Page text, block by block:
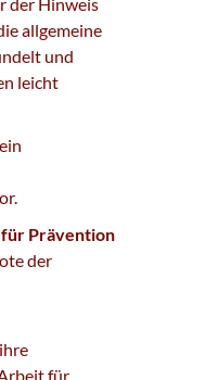
allgemeine
und
leicht
Prävention
der
für